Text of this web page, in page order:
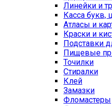
Линейки и
Касса букв,
Атласы и
Краски и
Подставки
Пищевые
Точилки
Стиралки
Клей
Замазки
Фломастеры